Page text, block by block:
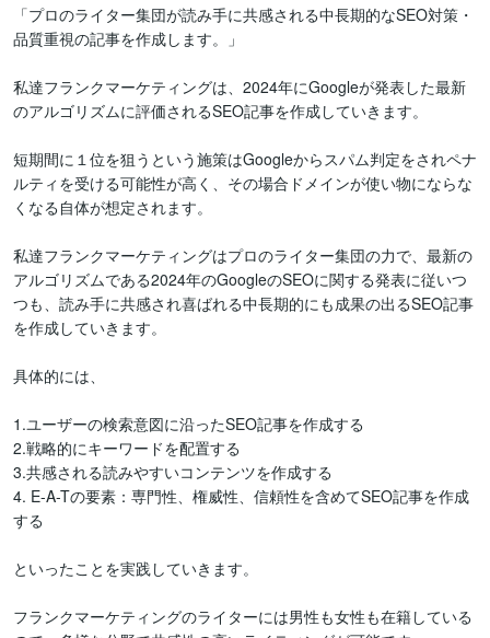
「プロのライター集団が読み手に共感される中長期的なSEO対策・
品質重視の記事を作成します。」
私達フランクマーケティングは、2024年にGoogleが発表した最新
のアルゴリズムに評価されるSEO記事を作成していきます。
短期間に１位を狙うという施策はGoogleからスパム判定をされペナ
ルティを受ける可能性が高く、その場合ドメインが使い物にならな
くなる自体が想定されます。
私達フランクマーケティングはプロのライター集団の力で、最新の
アルゴリズムである2024年のGoogleのSEOに関する発表に従いつ
つも、読み手に共感され喜ばれる中長期的にも成果の出るSEO記事
を作成していきます。
具体的には、
1.ユーザーの検索意図に沿ったSEO記事を作成する
2.戦略的にキーワードを配置する
3.共感される読みやすいコンテンツを作成する
4. E-A-Tの要素：専門性、権威性、信頼性を含めてSEO記事を作成
する
といったことを実践していきます。
フランクマーケティングのライターには男性も女性も在籍している